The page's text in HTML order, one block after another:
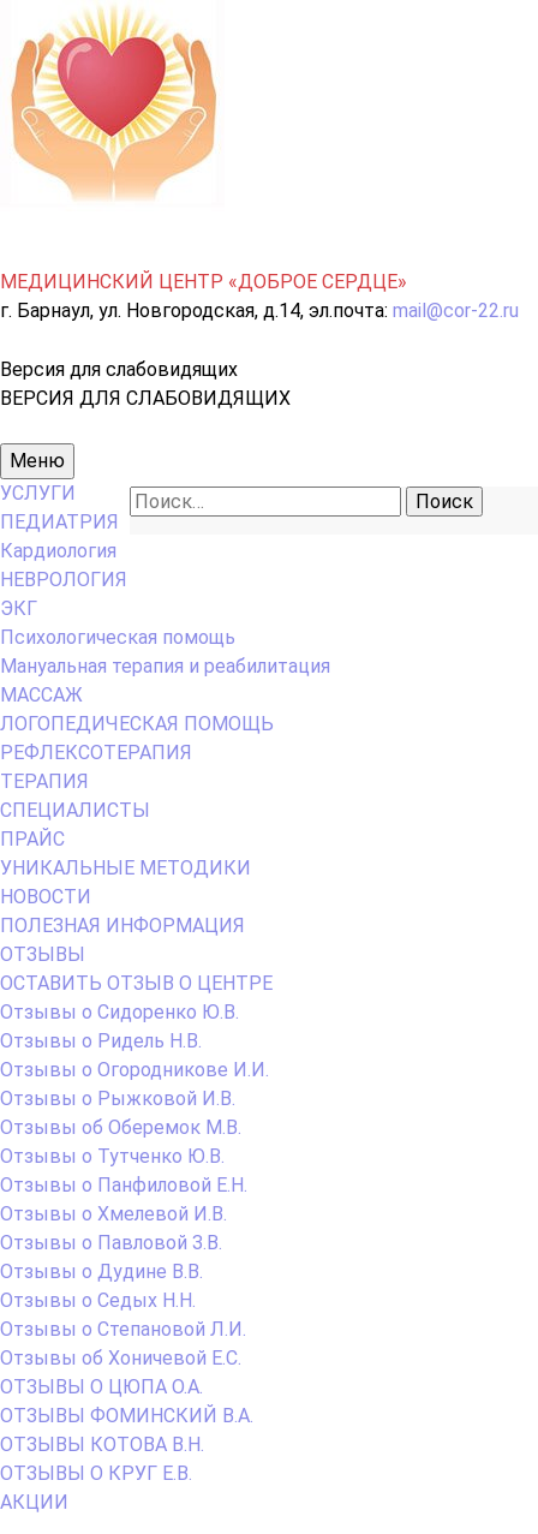
МЕДИЦИНСКИЙ ЦЕНТР «ДОБРОЕ СЕРДЦЕ»
г. Барнаул, ул. Новгородская, д.14, эл.почта: mail@cor-22.ru
Версия для слабовидящих
ВЕРСИЯ ДЛЯ СЛАБОВИДЯЩИХ
Основное
меню
Меню
Найти:
УСЛУГИ
ПЕДИАТРИЯ
Кардиология
НЕВРОЛОГИЯ
ЭКГ
Психологическая помощь
Мануальная терапия и реабилитация
МАССАЖ
ЛОГОПЕДИЧЕСКАЯ ПОМОЩЬ
РЕФЛЕКСОТЕРАПИЯ
ТЕРАПИЯ
СПЕЦИАЛИСТЫ
ПРАЙС
УНИКАЛЬНЫЕ МЕТОДИКИ
НОВОСТИ
ПОЛЕЗНАЯ ИНФОРМАЦИЯ
ОТЗЫВЫ
ОСТАВИТЬ ОТЗЫВ О ЦЕНТРЕ
Отзывы о Сидоренко Ю.В.
Отзывы о Ридель Н.В.
Отзывы о Огородникове И.И.
Отзывы о Рыжковой И.В.
Отзывы об Оберемок М.В.
Отзывы о Тутченко Ю.В.
Отзывы о Панфиловой Е.Н.
Отзывы о Хмелевой И.В.
Отзывы о Павловой З.В.
Отзывы о Дудине В.В.
Отзывы о Седых Н.Н.
Отзывы о Степановой Л.И.
Отзывы об Хоничевой Е.С.
ОТЗЫВЫ О ЦЮПА О.А.
ОТЗЫВЫ ФОМИНСКИЙ В.А.
ОТЗЫВЫ КОТОВА В.Н.
ОТЗЫВЫ О КРУГ Е.В.
АКЦИИ